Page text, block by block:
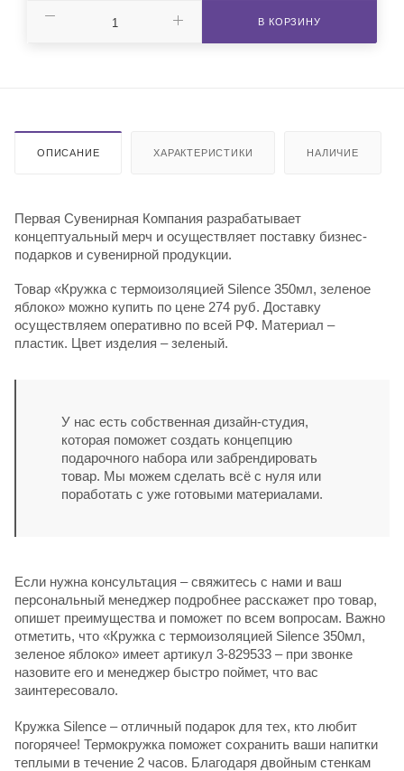
В КОРЗИНУ
ОПИСАНИЕ ХАРАКТЕРИСТИКИ НАЛИЧИЕ
Первая Сувенирная Компания разрабатывает
концептуальный мерч и осуществляет поставку бизнес-
подарков и сувенирной продукции.
Товар «Кружка с термоизоляцией Silence 350мл, зеленое
яблоко» можно купить по цене 274 руб. Доставку
осуществляем оперативно по всей РФ. Материал –
пластик. Цвет изделия – зеленый.
У нас есть собственная дизайн-студия,
которая поможет создать концепцию
подарочного набора или забрендировать
товар. Мы можем сделать всё с нуля или
поработать с уже готовыми материалами.
Если нужна консультация – свяжитесь с нами и ваш
персональный менеджер подробнее расскажет про товар,
опишет преимущества и поможет по всем вопросам. Важно
отметить, что «Кружка с термоизоляцией Silence 350мл,
зеленое яблоко» имеет артикул 3-829533 – при звонке
назовите его и менеджер быстро поймет, что вас
заинтересовало.
Кружка Silence – отличный подарок для тех, кто любит
погорячее! Термокружка поможет сохранить ваши напитки
теплыми в течение 2 часов. Благодаря двойным стенкам